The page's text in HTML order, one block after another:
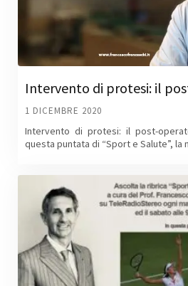
Intervento di protesi: il
1 DICEMBRE 2020
Intervento di protesi: il post-
questa puntata di “Sport e Salute”,